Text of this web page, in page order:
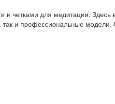
и четками для медитации. Здесь
так и профессиональные